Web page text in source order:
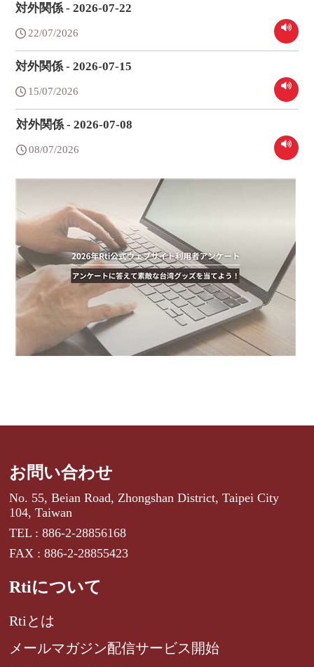
対外関係 - 2026-07-22
22/07/2026
対外関係 - 2026-07-15
15/07/2026
対外関係 - 2026-07-08
08/07/2026
お問い合わせ
No. 55, Beian Road, Zhongshan District, Taipei City
104, Taiwan
TEL : 886-2-28856168
FAX : 886-2-28855423
Rtiについて
Rtiとは
メールマガジン配信サービス開始